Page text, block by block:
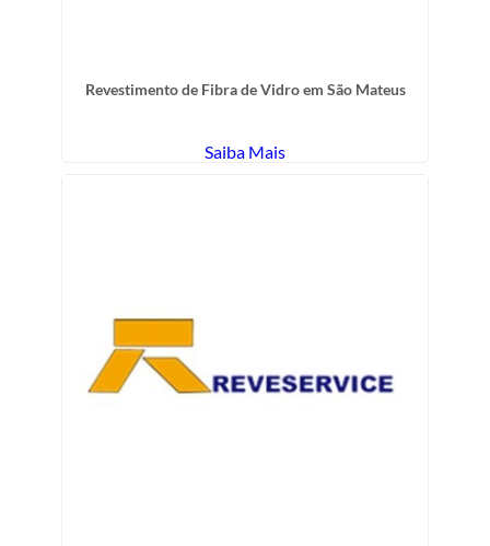
Revestimento de Fibra de Vidro em São Mateus
Saiba Mais